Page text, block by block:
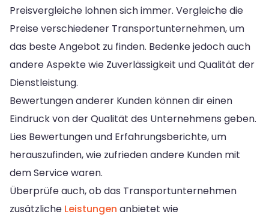
Preisvergleiche lohnen sich immer. Vergleiche die
Preise verschiedener Transportunternehmen, um
das beste Angebot zu finden. Bedenke jedoch auch
andere Aspekte wie Zuverlässigkeit und Qualität der
Dienstleistung.
Bewertungen anderer Kunden können dir einen
Eindruck von der Qualität des Unternehmens geben.
Lies Bewertungen und Erfahrungsberichte, um
herauszufinden, wie zufrieden andere Kunden mit
dem Service waren.
Überprüfe auch, ob das Transportunternehmen
zusätzliche Leistungen anbietet wie